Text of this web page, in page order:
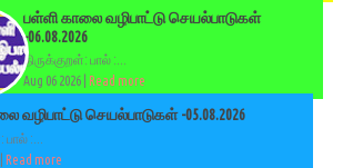
பள்ளி காலை வழிபாட்டு செயல்பாடுகள்
-06.08.2026
திருக்குறள்: பால் :...
Aug 06 2026 | Read more
வழிபாட்டு செயல்பாடுகள் -05.08.2026
:...
Read more